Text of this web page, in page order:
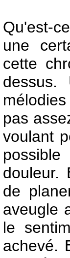
Qu'est-
une
cette
pas
voulant
douleur.
de
aveugle
le
achevé.